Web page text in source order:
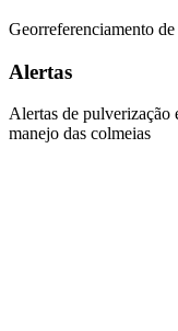
Georreferenciamento
Alertas
Alertas de pulverização
manejo das colmeias